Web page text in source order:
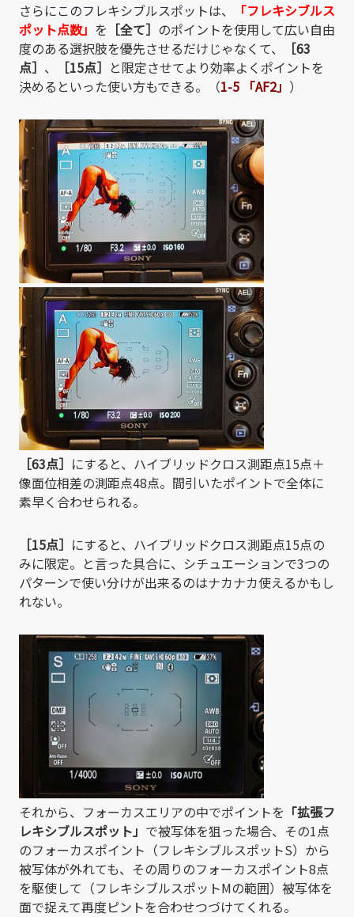
さらにこのフレキシブルスポットは、
「フレキシブルス
ポット点数」 を ［全て］ のポイントを使用して広い自由
度のある選択肢を優先させるだけじゃなくて、
［63
点］ 、 ［15点］ と限定させてより効率よくポイントを
決めるといった使い方もできる。（1-5 「AF2」 ）
［63点］ にすると、ハイブリッドクロス測距点15点＋
像面位相差の測距点48点。間引いたポイントで全体に
素早く合わせられる。
［15点］ にすると、ハイブリッドクロス測距点15点の
みに限定。と言った具合に、シチュエーションで3つの
パターンで使い分けが出来るのはナカナカ使えるかもし
れない。
それから、フォーカスエリアの中でポイントを 「拡張フ
レキシブルスポット」 で被写体を狙った場合、その1点
のフォーカスポイント（フレキシブルスポットS）から
被写体が外れても、その周りのフォーカスポイント8点
を駆使して（フレキシブルスポットMの範囲）被写体を
面で捉えて再度ピントを合わせつづけてくれる。